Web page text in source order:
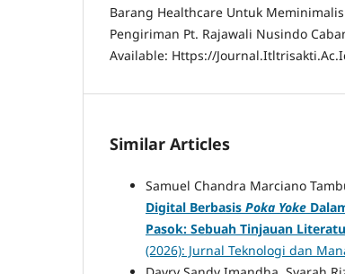
Barang Healthcare Untuk
Pengiriman Pt. Rajawali Nusindo
Available: Https://
Similar Articles
Samuel Chandra Marciano
Digital Berbasis Poka Yoke
Pasok: Sebuah Tinjauan
(2026): Jurnal Teknologi dan